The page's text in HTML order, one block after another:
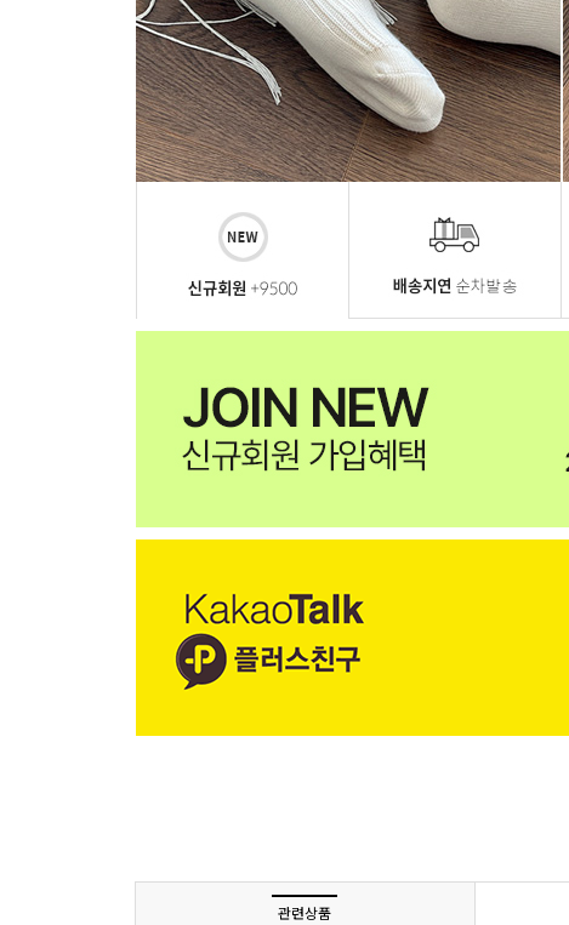
관련상품